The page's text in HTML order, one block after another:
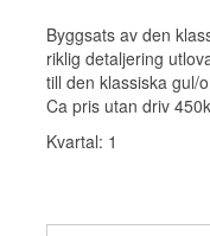
Byggsats av den
riklig detaljering
till den klassiska gul/
Ca pris utan driv
Kvartal: 1